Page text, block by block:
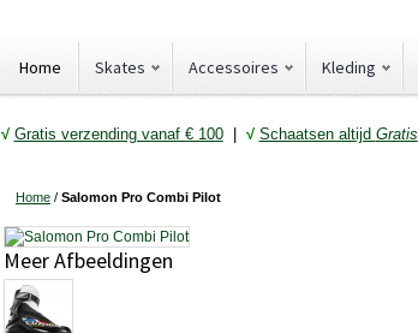
Home Skates Accessoires Kleding
√ Gratis verzending vanaf € 100| √ Schaatsen altijd Gratis
Home / Salomon Pro Combi Pilot
Meer Afbeeldingen